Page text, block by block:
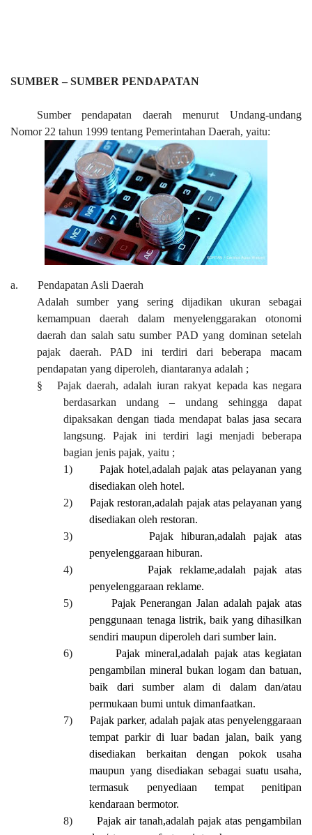
SUMBER – SUMBER PENDAPATAN
Sumber pendapatan daerah menurut Undang-undang
Nomor 22 tahun 1999 tentang Pemerintahan Daerah, yaitu:
a.
Pendapatan Asli Daerah
Adalahsumber yang sering dijadikan ukuran sebagai
kemampuan daerah dalam menyelenggarakan otonomi
daerah dan salah satu sumber PAD yang dominan setelah
pajak daerah. PAD ini terdiri dari beberapa macam
pendapatan yang diperoleh, diantaranya adalah ;
§
Pajak daerah, adalahiuran rakyat kepada kas negara
berdasarkan undang – undangsehingga dapat
dipaksakan dengan tiada mendapat balas jasa secara
langsung. Pajak ini terdiri lagi menjadi beberapa
bagian jenis pajak, yaitu ;
1)
Pajak hotel,adalah pajak atas pelayanan yang
disediakan oleh hotel.
2)
Pajakrestoran,adalah pajak atas pelayanan yang
disediakan oleh restoran.
3)
Pajak hiburan,adalah pajak atas
penyelenggaraan hiburan.
4)
Pajak reklame,adalah pajak atas
penyelenggaraan reklame.
5)
Pajak Penerangan Jalan adalah pajak atas
penggunaan tenaga listrik, baik yang dihasilkan
sendiri maupun diperoleh dari sumber lain.
6)
Pajakmineral,adalah pajak atas kegiatan
pengambilan mineral bukan logam dan batuan,
baik dari sumber alam di dalam dan/atau
permukaan bumi untuk dimanfaatkan.
7)
Pajak parker, adalah pajak atas penyelenggaraan
tempat parkir di luar badan jalan, baik yang
disediakan berkaitan dengan pokok usaha
maupun yang disediakan sebagai suatu usaha,
termasuk penyediaan tempat penitipan
kendaraan bermotor.
8)
Pajakairtanah,adalah pajak atas pengambilan